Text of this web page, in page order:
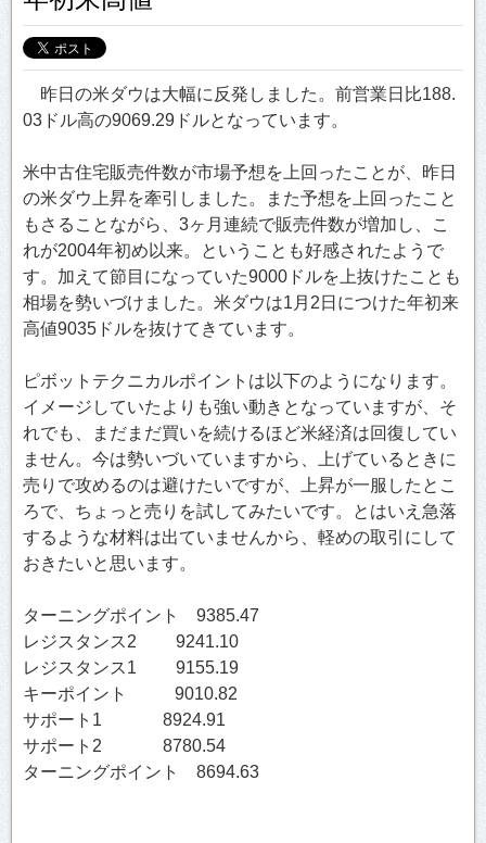
昨日の米ダウは大幅に反発しました。前営業日比188.
03ドル高の9069.29ドルとなっています。
米中古住宅販売件数が市場予想を上回ったことが、昨日
の米ダウ上昇を牽引しました。また予想を上回ったこと
もさることながら、3ヶ月連続で販売件数が増加し、こ
れが2004年初め以来。ということも好感されたようで
す。加えて節目になっていた9000ドルを上抜けたことも
相場を勢いづけました。米ダウは1月2日につけた年初来
高値9035ドルを抜けてきています。
ピボットテクニカルポイントは以下のようになります。
イメージしていたよりも強い動きとなっていますが、そ
れでも、まだまだ買いを続けるほど米経済は回復してい
ません。今は勢いづいていますから、上げているときに
売りで攻めるのは避けたいですが、上昇が一服したとこ
ろで、ちょっと売りを試してみたいです。とはいえ急落
するような材料は出ていませんから、軽めの取引にして
おきたいと思います。
ターニングポイント 9385.47
レジスタンス2 9241.10
レジスタンス1 9155.19
キーポイント 9010.82
サポート1 8924.91
サポート2 8780.54
ターニングポイント 8694.63